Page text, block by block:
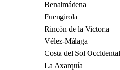
Benalmádena
Fuengirola
Rincón de la Victoria
Vélez-Málaga
Costa del Sol Occidental
La Axarquía